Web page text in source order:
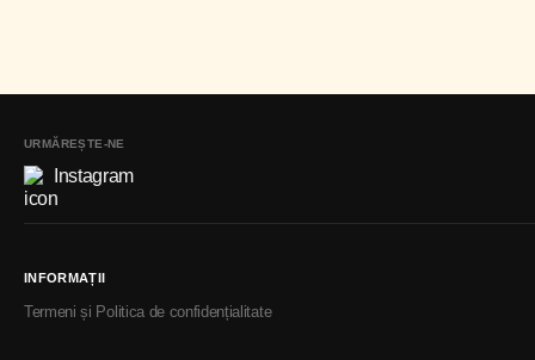
URMĂREȘTE-NE
Instagram
INFORMAȚII
Termeni și Politica de confidențialitate